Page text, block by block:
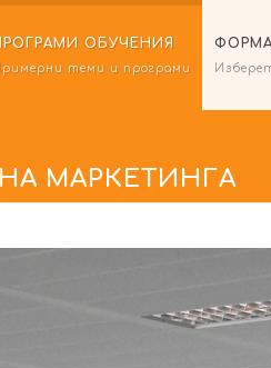
ОБУЧЕНИЯ
теми и програми
МАРКЕТИНГА